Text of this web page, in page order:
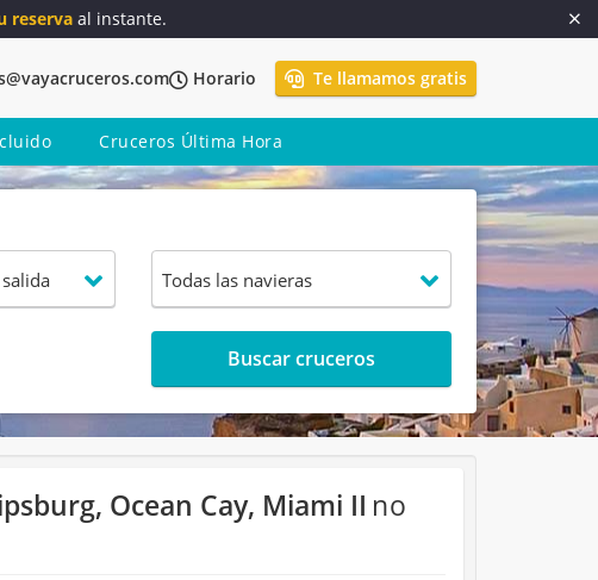
reserva al instante.
Horario Te llamamos gratis
Cruceros Última Hora
Buscar cruceros
Ocean Cay, Miami II no